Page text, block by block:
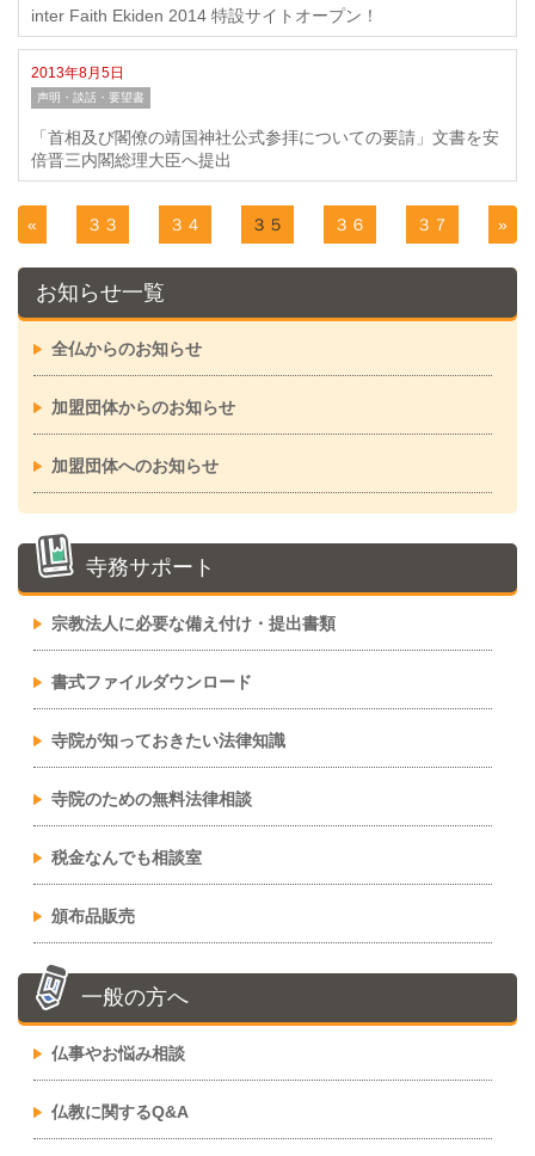
inter Faith Ekiden 2014 特設サイトオープン！
2013年8月5日
声明・談話・要望書
「首相及び閣僚の靖国神社公式参拝についての要請」文書を安
倍晋三内閣総理大臣へ提出
« ３３ ３４ ３５ ３６ ３７ »
お知らせ一覧
全仏からのお知らせ
加盟団体からのお知らせ
加盟団体へのお知らせ
寺務サポート
宗教法人に必要な備え付け・提出書類
書式ファイルダウンロード
寺院が知っておきたい法律知識
寺院のための無料法律相談
税金なんでも相談室
頒布品販売
一般の方へ
仏事やお悩み相談
仏教に関するQ&A